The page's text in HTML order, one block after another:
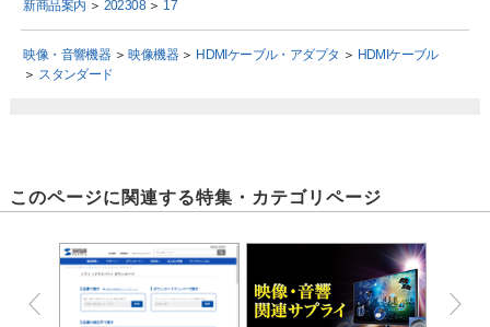
新商品案内 ＞ 202308＞ 17
映像・音響機器＞映像機器＞ HDMIケーブル・アダプタ ＞ HDMIケーブル
＞ スタンダード
このページに関連する特集・カテゴリページ